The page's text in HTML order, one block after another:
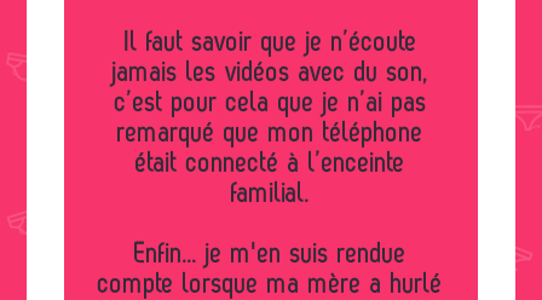
Il faut savoir que je n’écoute
jamais les vidéos avec du son,
c’est pour cela que je n’ai pas
remarqué que mon téléphone
était connecté à l’enceinte
familial.
Enfin... je m'en suis rendue
compte lorsque ma mère a hurlé